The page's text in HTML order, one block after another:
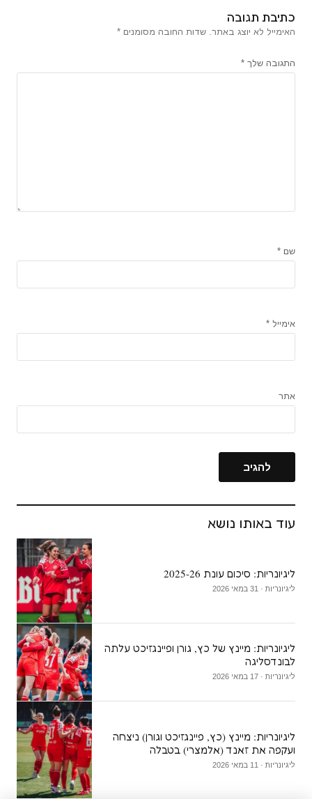
כתיבת תגובה
האימייל לא יוצג באתר. שדות החובה מסומנים *
התגובה שלך *
שם *
אימייל *
אתר
עוד באותו נושא
ליגיונריות: סיכום עונת 2025-26
ליגיונריות · 31 במאי 2026
ליגיונריות: מיינץ של כץ, גורן ופיינגזיכט עלתה
לבונדסליגה
ליגיונריות · 17 במאי 2026
ליגיונריות: מיינץ (כץ, פיינגזיכט וגורן) ניצחה
ועקפה את זאנד (אלמצרי) בטבלה
ליגיונריות · 11 במאי 2026